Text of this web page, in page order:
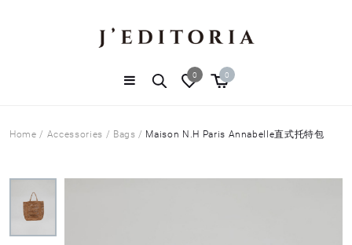
0 0
Home / Accessories / Bags / Maison N.H Paris Annabelle直式托特包